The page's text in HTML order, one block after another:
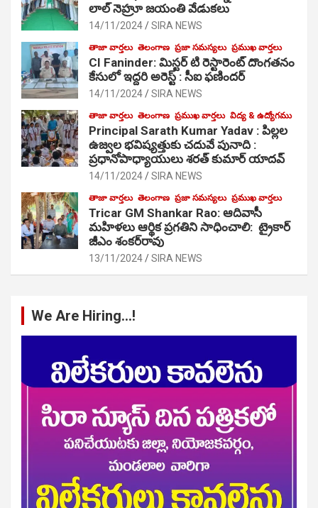
లాల్ నెహ్రూ జయంతి వేడుకలు
14/11/2024 SIRA NEWS
తాజా వార్తలు తెలంగాణ ప్రజా సమస్యలు ప్రముఖ వార్తలు
CI Faninder: మిస్టర్ టి రెస్టారెంట్ దొంగతనం
కేసులో ఇద్దరి అరెస్ట్ : సీఐ ఫణిందర్
14/11/2024 SIRA NEWS
తాజా వార్తలు తెలంగాణ ప్రముఖ వార్తలు విద్య & ఉద్యోగము
Principal Sarath Kumar Yadav : పిల్లల
ఉజ్వల భవిష్యత్తుకు చదువే పునాది :
ప్రధానోపాధ్యాయులు శరత్ కుమార్ యాదవ్
14/11/2024 SIRA NEWS
తాజా వార్తలు తెలంగాణ ప్రజా సమస్యలు ప్రముఖ వార్తలు
Tricar GM Shankar Rao: ఆదివాసీ
మహిళలు ఆర్థిక ప్రగతిని సాధించాలి: ట్రైకార్
జీఎం శంకర్‌రావు
13/11/2024 SIRA NEWS
We Are Hiring…!